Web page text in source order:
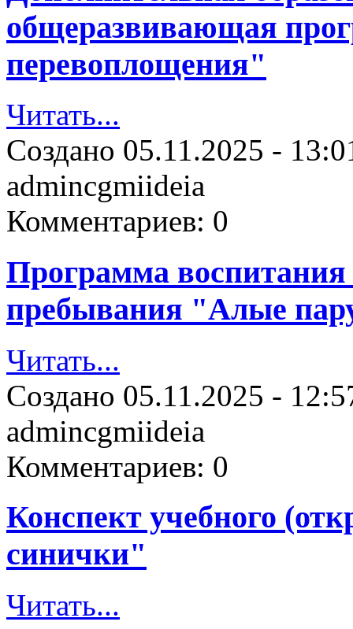
общеразвивающая
перевоплощения"
Читать...
Создано 05.11.2025 -
admincgmiideia
Комментариев: 0
Программа воспитания
пребывания "Алые
Читать...
Создано 05.11.2025 -
admincgmiideia
Комментариев: 0
Конспект учебного
синички"
Читать...